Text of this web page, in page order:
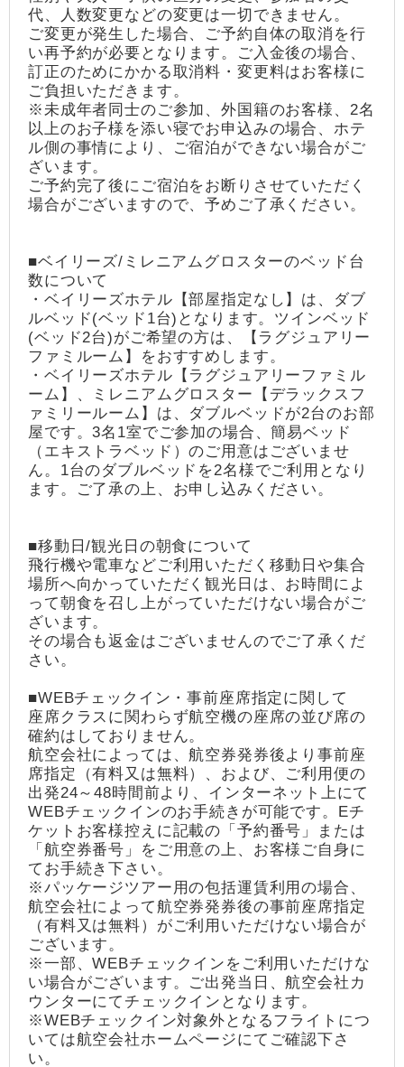
代、人数変更などの変更は一切できません。
ご変更が発生した場合、ご予約自体の取消を行
い再予約が必要となります。ご入金後の場合、
訂正のためにかかる取消料・変更料はお客様に
ご負担いただきます。
※未成年者同士のご参加、外国籍のお客様、2名
以上のお子様を添い寝でお申込みの場合、ホテ
ル側の事情により、ご宿泊ができない場合がご
ざいます。
ご予約完了後にご宿泊をお断りさせていただく
場合がございますので、予めご了承ください。
■ベイリーズ/ミレニアムグロスターのベッド台
数について
・ベイリーズホテル【部屋指定なし】は、ダブ
ルベッド(ベッド1台)となります。ツインベッド
(ベッド2台)がご希望の方は、【ラグジュアリー
ファミルーム】をおすすめします。
・ベイリーズホテル【ラグジュアリーファミル
ーム】、ミレニアムグロスター【デラックスフ
ァミリールーム】は、ダブルベッドが2台のお部
屋です。3名1室でご参加の場合、簡易ベッド
（エキストラベッド）のご用意はございませ
ん。1台のダブルベッドを2名様でご利用となり
ます。ご了承の上、お申し込みください。
■移動日/観光日の朝食について
飛行機や電車などご利用いただく移動日や集合
場所へ向かっていただく観光日は、お時間によ
って朝食を召し上がっていただけない場合がご
ざいます。
その場合も返金はございませんのでご了承くだ
さい。
■WEBチェックイン・事前座席指定に関して
座席クラスに関わらず航空機の座席の並び席の
確約はしておりません。
航空会社によっては、航空券発券後より事前座
席指定（有料又は無料）、および、ご利用便の
出発24～48時間前より、インターネット上にて
WEBチェックインのお手続きが可能です。Eチ
ケットお客様控えに記載の「予約番号」または
「航空券番号」をご用意の上、お客様ご自身に
てお手続き下さい。
※パッケージツアー用の包括運賃利用の場合、
航空会社によって航空券発券後の事前座席指定
（有料又は無料）がご利用いただけない場合が
ございます。
※一部、WEBチェックインをご利用いただけな
い場合がございます。ご出発当日、航空会社カ
ウンターにてチェックインとなります。
※WEBチェックイン対象外となるフライトにつ
いては航空会社ホームページにてご確認下さ
い。